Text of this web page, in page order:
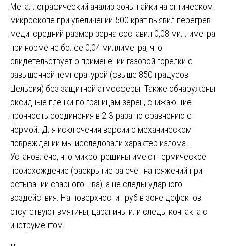
Металлографический анализ зоны пайки на оптическом
микроскопе при увеличении 500 крат выявил перегрев
меди: средний размер зерна составил 0,08 миллиметра
при норме не более 0,04 миллиметра, что
свидетельствует о применении газовой горелки с
завышенной температурой (свыше 850 градусов
Цельсия) без защитной атмосферы. Также обнаружены
оксидные плёнки по границам зёрен, снижающие
прочность соединения в 2-3 раза по сравнению с
нормой. Для исключения версии о механическом
повреждении мы исследовали характер излома.
Установлено, что микротрещины имеют термическое
происхождение (раскрытие за счёт напряжений при
остывании сварного шва), а не следы ударного
воздействия. На поверхности труб в зоне дефектов
отсутствуют вмятины, царапины или следы контакта с
инструментом.